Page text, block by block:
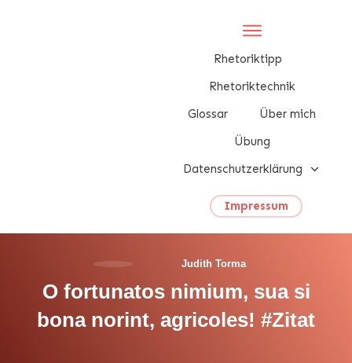
Rhetoriktipp
Rhetoriktechnik
Glossar
Über mich
Übung
Datenschutzerklärung
Impressum
Judith Torma
O fortunatos nimium, sua si
bona norint, agricoles! #Zitat